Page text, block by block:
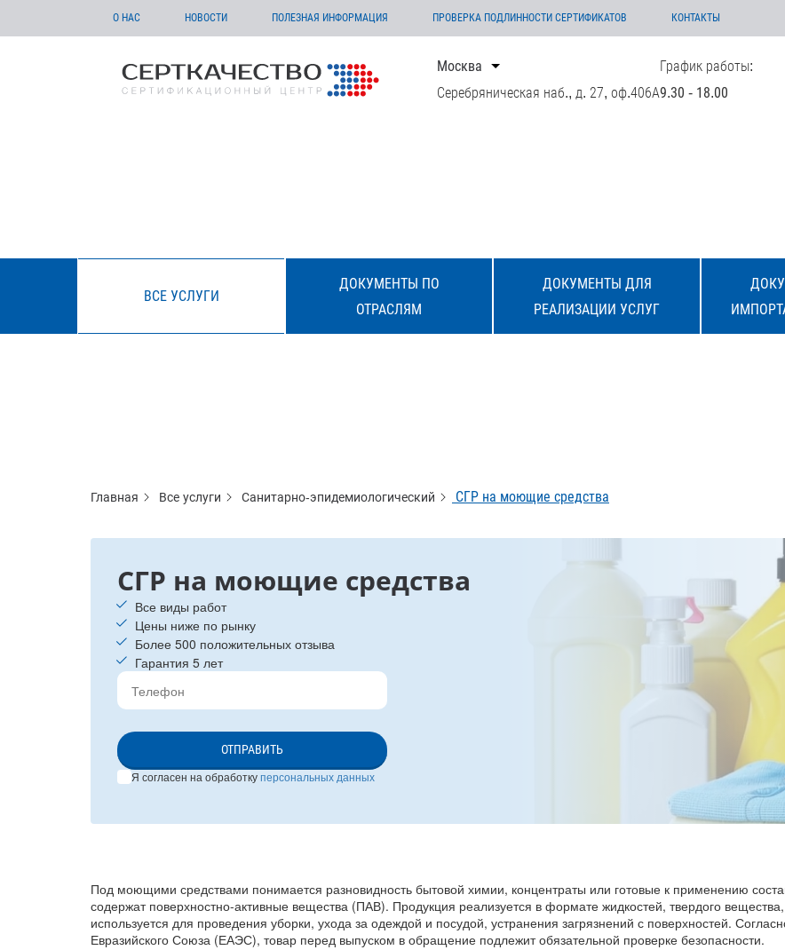
О НАС НОВОСТИ ПОЛЕЗНАЯ ИНФОРМАЦИЯ ПРОВЕРКА ПОДЛИННОСТИ СЕРТИФИКАТОВ КОНТАКТЫ
Москва
Серебряническая наб., д. 27, оф.406А
График работы:
9.30 - 18.00
ВСЕ УСЛУГИ
ДОКУМЕНТЫ ПО
ОТРАСЛЯМ
ДОКУМЕНТЫ ДЛЯ
РЕАЛИЗАЦИИ УСЛУГ
Главная Все услуги Санитарно-эпидемиологический СГР на моющие средства
СГР на моющие средства
Все виды работ
Цены ниже по рынку
Более 500 положительных отзыва
Гарантия 5 лет
ОТПРАВИТЬ
Я согласен на обработкуперсональных данных
Под моющими средствами понимается разновидность бытовой химии, концентраты или готовые к применению
содержат поверхностно-активные вещества (ПАВ). Продукция реализуется в формате жидкостей, твердого
используется для проведения уборки, ухода за одеждой и посудой, устранения загрязнений с поверхностей.
Евразийского Союза (ЕАЭС), товар перед выпуском в обращение подлежит обязательной проверке безопасности.